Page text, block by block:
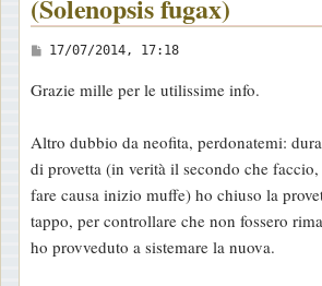
(Solenopsis fugax)
M
s
a
g
g
i
o
17/07/2014, 17:18
Grazie mille per le utilissime info.
Altro dubbio da neofita, perdonatemi:
di provetta (in verità il secondo che
fare causa inizio muffe) ho chiuso la
tappo, per controllare che non fossero
ho provveduto a sistemare la nuova.